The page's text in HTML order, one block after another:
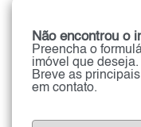
Não encontrou o
Preencha o
imóvel que deseja.
Breve as
em contato.